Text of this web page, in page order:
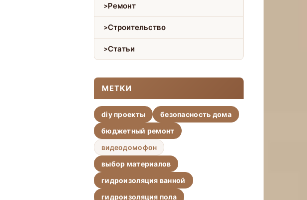
Ремонт
Строительство
Статьи
МЕТКИ
diy проекты
безопасность дома
бюджетный ремонт
видеодомофон
выбор материалов
гидроизоляция ванной
гидроизоляция пола